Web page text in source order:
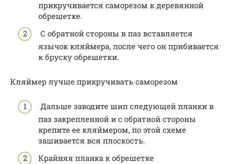
прикручивается саморезом к деревянной
обрешетке.
С обратной стороны в паз вставляется
язычок кляймера, после чего он прибивается
к бруску обрешетки.
Кляймер лучше прикручивать саморезом
Дальше заводите шип следующей планки в
паз закрепленной и с обратной стороны
крепите ее кляймером, по этой схеме
зашивается вся плоскость.
Крайняя планка к обрешетке